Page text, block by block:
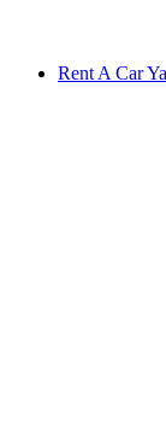
Rent A Car